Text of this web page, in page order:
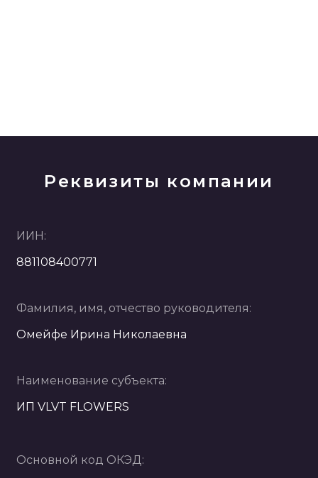
Реквизиты компании
ИИН:
881108400771
Фамилия, имя, отчество руководителя:
Омейфе Ирина Николаевна
Наименование субъекта:
ИП VLVT FLOWERS
Основной код ОКЭД: